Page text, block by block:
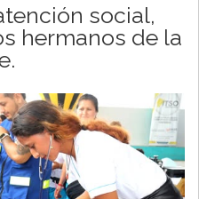
social,
hermanos de la